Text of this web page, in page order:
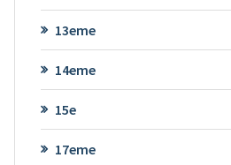
13eme
14eme
15e
17eme